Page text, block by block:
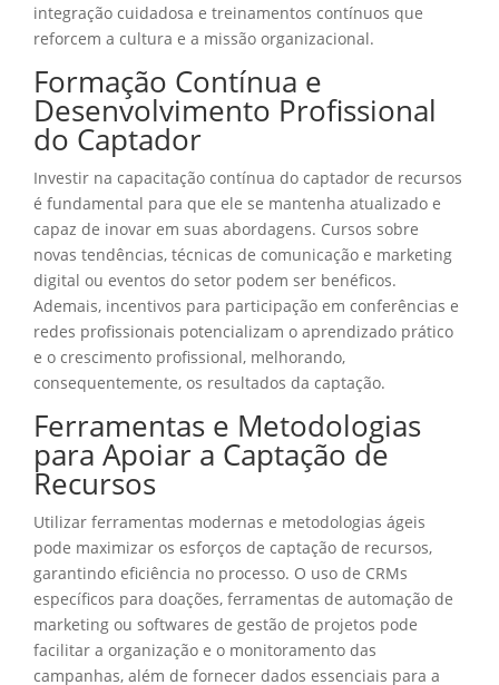
integração cuidadosa e treinamentos contínuos que
reforcem a cultura e a missão organizacional.
Formação Contínua e
Desenvolvimento Profissional
do Captador
Investir na capacitação contínua do captador de recursos
é fundamental para que ele se mantenha atualizado e
capaz de inovar em suas abordagens. Cursos sobre
novas tendências, técnicas de comunicação e marketing
digital ou eventos do setor podem ser benéficos.
Ademais, incentivos para participação em conferências e
redes profissionais potencializam o aprendizado prático
e o crescimento profissional, melhorando,
consequentemente, os resultados da captação.
Ferramentas e Metodologias
para Apoiar a Captação de
Recursos
Utilizar ferramentas modernas e metodologias ágeis
pode maximizar os esforços de captação de recursos,
garantindo eficiência no processo. O uso de CRMs
específicos para doações, ferramentas de automação de
marketing ou softwares de gestão de projetos pode
facilitar a organização e o monitoramento das
campanhas, além de fornecer dados essenciais para a